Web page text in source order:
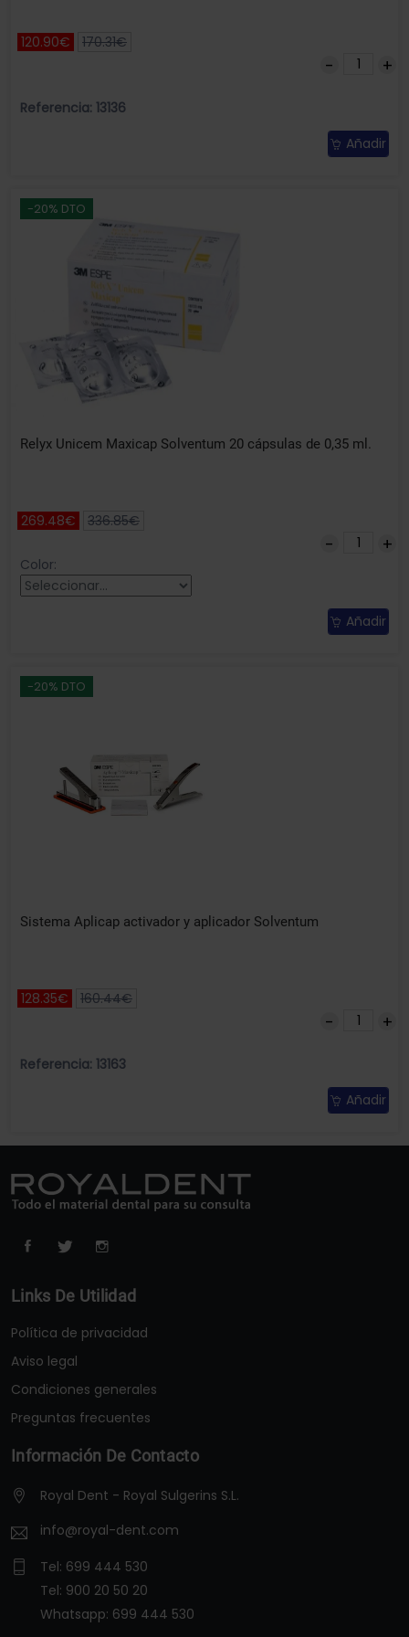
120.90€ 170.31€
Referencia: 13136
Añadir
-20% DTO
Relyx Unicem Maxicap Solventum 20 cápsulas de 0,35 ml.
269.48€ 336.85€
Color:
Añadir
-20% DTO
Sistema Aplicap activador y aplicador Solventum
128.35€ 160.44€
Referencia: 13163
Añadir
Links De Utilidad
Política de privacidad
Aviso legal
Condiciones generales
Preguntas frecuentes
Información De Contacto
Royal Dent - Royal Sulgerins S.L.
info@royal-dent.com
Tel: 699 444 530
Tel: 900 20 50 20
Whatsapp: 699 444 530